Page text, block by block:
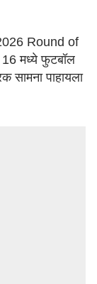
Round of
मध्ये फुटबॉल
सामना पाहायला